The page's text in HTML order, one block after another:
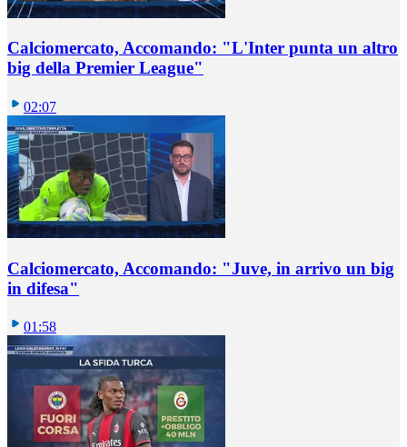
Calciomercato, Accomando: "L'Inter punta un altro
big della Premier League"
02:07
Calciomercato, Accomando: "Juve, in arrivo un big
in difesa"
01:58